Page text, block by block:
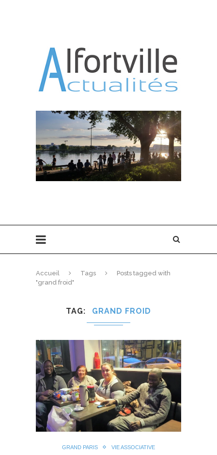
Accueil Tags
Posts tagged with
"grand froid"
TAG GRAND FROID
GRAND PARIS VIE ASSOCIATIVE